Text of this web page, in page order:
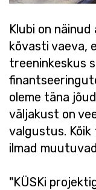
Klubi on
kõvasti vaeva,
treeninkeskus
oleme täna
väljakust on
valgustus. Kõik
ilmad
"KÜSKi